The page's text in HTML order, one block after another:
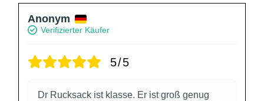
Anonym
Verifizierter Käufer
5/5
Dr Rucksack ist klasse. Er ist groß genug